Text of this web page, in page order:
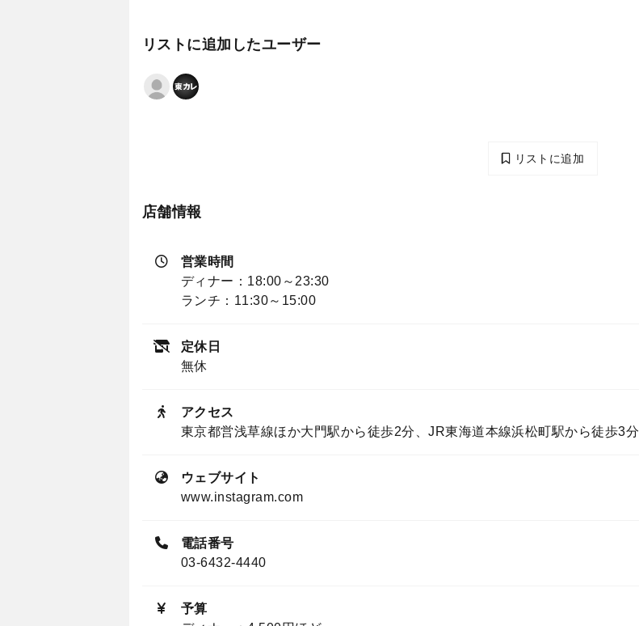
リストに追加したユーザー
リストに追加
店舗情報
営業時間
ディナー：18:00～23:30
ランチ：11:30～15:00
定休日
無休
アクセス
東京都営浅草線ほか大門駅から徒歩2分、JR東海道本線浜松町駅から徒歩3分
ウェブサイト
www.instagram.com
電話番号
03-6432-4440
予算